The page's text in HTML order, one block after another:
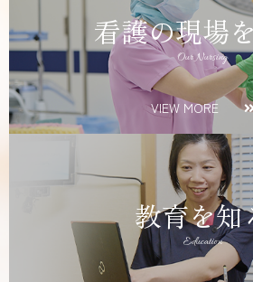
看護の現場
Our Nursing
VIEW MORE
教育を知
Education